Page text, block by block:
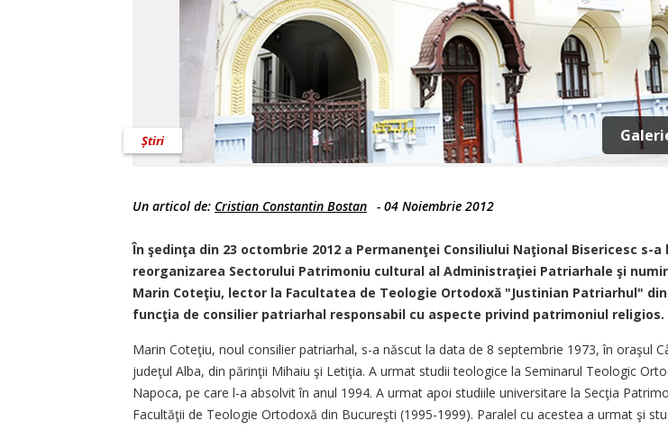
Știri
Un articol de: Cristian Constantin Bostan - 04 Noiembrie 2012
În şedinţa din 23 octombrie 2012 a Permanenţei Consiliului Naţional Bisericesc s-
reorganizarea Sectorului Patrimoniu cultural al Administraţiei Patriarhale şi
Marin Coteţiu, lector la Facultatea de Teologie Ortodoxă "Justinian Patriarhul"
funcţia de consilier patriarhal responsabil cu aspecte privind patrimoniul religios.
Marin Coteţiu, noul consilier patriarhal, s-a născut la data de 8 septembrie 1973, în oraşul
judeţul Alba, din părinţii Mihaiu şi Letiţia. A urmat studii teologice la Seminarul Teologic
Napoca, pe care l-a absolvit în anul 1994. A urmat apoi studiile universitare la Secţia
Facultăţii de Teologie Ortodoxă din Bucureşti (1995-1999). Paralel cu acestea a urmat şi